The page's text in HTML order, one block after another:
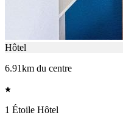
Hôtel
6.91km du centre
1 Étoile Hôtel